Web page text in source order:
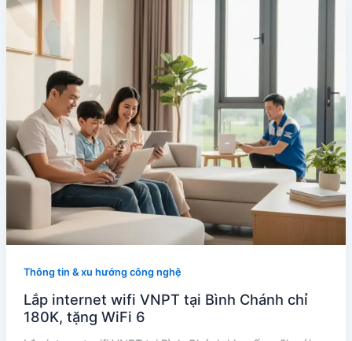
Thông tin & xu hướng công nghệ
Lắp internet wifi VNPT tại Bình Chánh chỉ
180K, tặng WiFi 6